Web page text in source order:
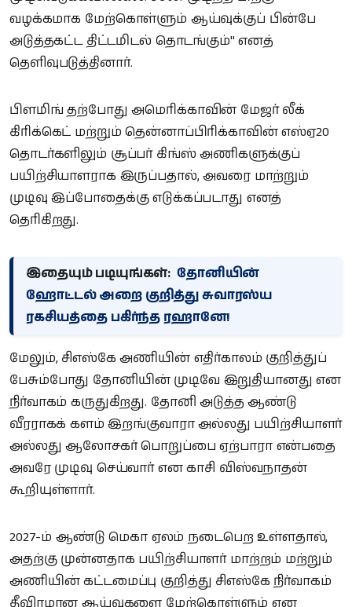
வழக்கமாக மேற்கொள்ளும் ஆய்வுக்குப் பின்பே
அடுத்தகட்ட திட்டமிடல் தொடங்கும்" எனத்
தெளிவுபடுத்தினார்.
பிளமிங் தற்போது அமெரிக்காவின் மேஜர் லீக்
கிரிக்கெட் மற்றும் தென்னாப்பிரிக்காவின் எஸ்ஏ20
தொடர்களிலும் சூப்பர் கிங்ஸ் அணிகளுக்குப்
பயிற்சியாளராக இருப்பதால், அவரை மாற்றும்
முடிவு இப்போதைக்கு எடுக்கப்படாது எனத்
தெரிகிறது.
இதையும் படியுங்கள்: தோனியின்
ஹோட்டல் அறை குறித்து சுவாரஸ்ய
ரகசியத்தை பகிர்ந்த ரஹானே!
மேலும், சிஎஸ்கே அணியின் எதிர்காலம் குறித்துப்
பேசும்போது தோனியின் முடிவே இறுதியானது என
நிர்வாகம் கருதுகிறது. தோனி அடுத்த ஆண்டு
வீரராகக் களம் இறங்குவாரா அல்லது பயிற்சியாளர்
அல்லது ஆலோசகர் பொறுப்பை ஏற்பாரா என்பதை
அவரே முடிவு செய்வார் என காசி விஸ்வநாதன்
கூறியுள்ளார்.
2027-ம் ஆண்டு மெகா ஏலம் நடைபெற உள்ளதால்,
அதற்கு முன்னதாக பயிற்சியாளர் மாற்றம் மற்றும்
அணியின் கட்டமைப்பு குறித்து சிஎஸ்கே நிர்வாகம்